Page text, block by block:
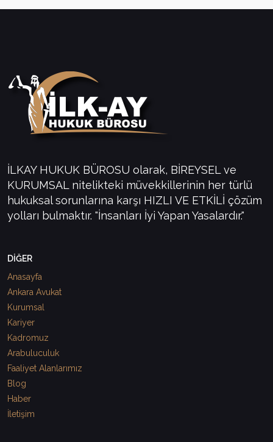
İLKAY HUKUK BÜROSU olarak, BİREYSEL ve
KURUMSAL nitelikteki müvekkillerinin her türlü
hukuksal sorunlarına karşı HIZLI VE ETKİLİ çözüm
yolları bulmaktır. "İnsanları İyi Yapan Yasalardır."
DİĞER
Anasayfa
Ankara Avukat
Kurumsal
Kariyer
Kadromuz
Arabuluculuk
Faaliyet Alanlarımız
Blog
Haber
İletişim